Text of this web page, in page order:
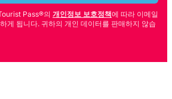
Pass®의 개인정보 보호정책에 따라 이메일
게 됩니다. 귀하의 개인 데이터를 판매하지 않습